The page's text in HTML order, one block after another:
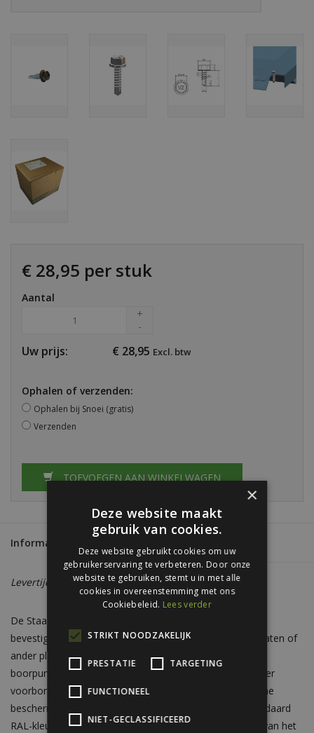
€ 28,95 per stuk
Aantal
+
-
Uw prijs: € 28,95 Excl. btw
Ophalen of verzenden:
Ophalen bij Snoei (gratis)
Verzenden
TOEVOEGEN AAN WINKELWAGEN
Informatie
Levertijd: Circa 5 - 7 werkdagen
De Staaltex-schroeven zijn speciaal ontwikkeld voor het
bevestigen van zetwerk en afwerklijsten op stalen golfplaten of
ander plaatmateriaal. Dankzij de korte lengte en scherpe
boorpunt bieden ze een snelle en stevige montage zonder
voorboren. De schroeven zijn verzinkt voor een duurzame
bescherming tegen corrosie en leverbaar in al onze standaard
RAL-kleuren, zodat ze esthetisch aansluiten bij de kleur van het
×
Deze website maakt
gebruik van cookies.
Deze website gebruikt cookies om uw
gebruikerservaring te verbeteren. Door onze
website te gebruiken, stemt u in met alle
cookies in overeenstemming met ons
Cookiebeleid. Lees verder
STRIKT NOODZAKELIJK
PRESTATIE TARGETING
FUNCTIONEEL
NIET-GECLASSIFICEERD